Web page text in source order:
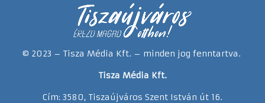
© 2023 – Tisza Média Kft. – minden jog fenntartva.
Tisza Média Kft.
Cím: 3580, Tiszaújváros Szent István út 16.